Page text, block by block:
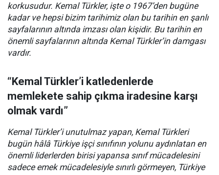
korkusudur. Kemal Türkler, işte o 1967’den bugüne
kadar ve hepsi bizim tarihimiz olan bu tarihin en şanlı
sayfalarının altında imzası olan kişidir. Bu tarihin en
önemli sayfalarının altında Kemal Türkler’in damgası
vardır.
“Kemal Türkler’i katledenlerde
memlekete sahip çıkma iradesine karşı
olmak vardı”
Kemal Türkler’i unutulmaz yapan, Kemal Türkleri
bugün hâlâ Türkiye işçi sınıfının yolunu aydınlatan en
önemli liderlerden birisi yapansa sınıf mücadelesini
sadece emek mücadelesiyle sınırlı görmeyen, Türkiye